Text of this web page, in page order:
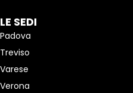
LE SEDI
Padova
Treviso
Varese
Verona